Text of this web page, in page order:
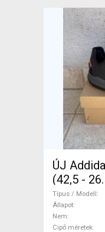
ÚJ
(42,5 -
5.0
Kamásli
használt
Típus / Modell
Állapot
Nem
Cipő méretek